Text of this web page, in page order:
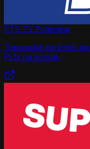
STS TV Polecane
Transmisje na żywo
PLN na koncie.